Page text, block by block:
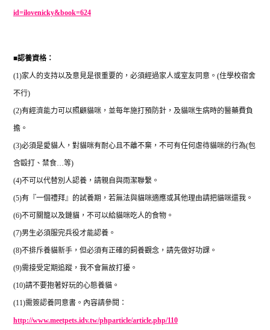
id=ilovenicky&book=624
■認養資格：
(1)家人的支持以及意見是很重要的，必須經過家人或室友同意。 (住學校宿舍
不行)
(2)有經濟能力可以照顧貓咪，並每年施打預防針，及貓咪生病時的醫藥費負
擔。
(3)必須是愛貓人，對貓咪有耐心且不離不棄，不可有任何虐待貓咪的行為(包
含毆打、禁食…等)
(4)不可以代替別人認養，請親自與雨潔聯繫。
(5)有『一個禮拜』的試養期，若無法與貓咪適應或其他理由請把貓咪還我。
(6)不可關籠以及鏈貓，不可以給貓咪吃人的食物。
(7)男生必須服完兵役才能認養。
(8)不排斥養貓新手，但必須有正確的飼養觀念，請先做好功課。
(9)需接受定期追蹤，我不會無故打擾。
(10)請不要抱著好玩的心態養貓。
(11)需簽認養同意書。內容請參閱：
http://www.meetpets.idv.tw/phparticle/article.php/110